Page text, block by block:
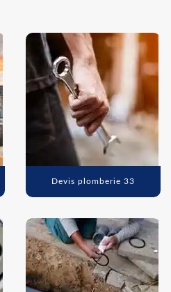
Devis plomberie 33